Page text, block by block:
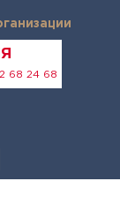
68 24 68